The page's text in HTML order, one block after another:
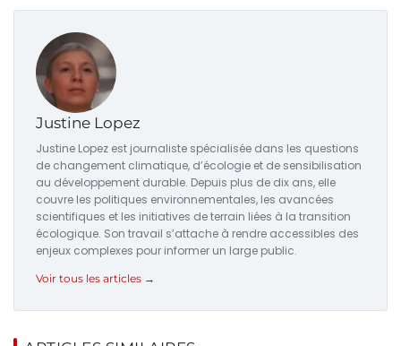
Justine Lopez
Justine Lopez est journaliste spécialisée dans les questions
de changement climatique, d’écologie et de sensibilisation
au développement durable. Depuis plus de dix ans, elle
couvre les politiques environnementales, les avancées
scientifiques et les initiatives de terrain liées à la transition
écologique. Son travail s’attache à rendre accessibles des
enjeux complexes pour informer un large public.
Voir tous les articles →